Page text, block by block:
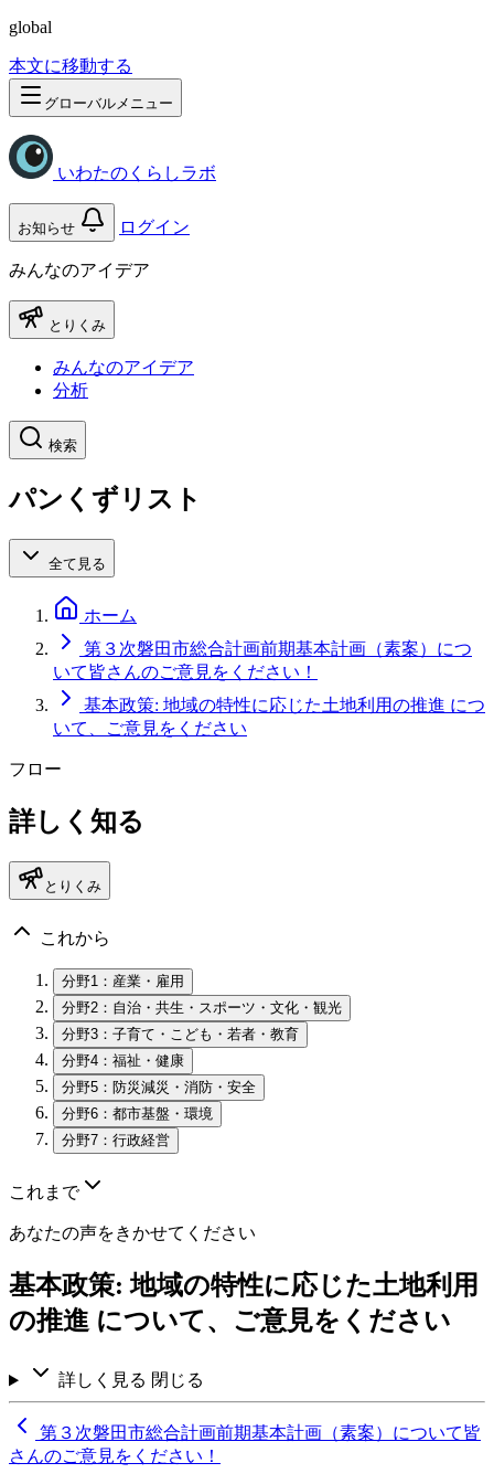
global
本文に移動する
グローバルメニュー
いわたのくらしラボ
お知らせ ログイン
みんなのアイデア
とりくみ
みんなのアイデア
分析
検索
パンくずリスト
全て見る
ホーム
第３次磐田市総合計画前期基本計画（素案）につ
いて皆さんのご意見をください！
基本政策: 地域の特性に応じた土地利用の推進 につ
いて、ご意見をください
フロー
詳しく知る
とりくみ
これから
分野1：産業・雇用
分野2：自治・共生・スポーツ・文化・観光
分野3：子育て・こども・若者・教育
分野4：福祉・健康
分野5：防災減災・消防・安全
分野6：都市基盤・環境
分野7：行政経営
これまで
あなたの声をきかせてください
基本政策: 地域の特性に応じた土地利用
の推進 について、ご意見をください
詳しく見る 閉じる
第３次磐田市総合計画前期基本計画（素案）について皆
さんのご意見をください！